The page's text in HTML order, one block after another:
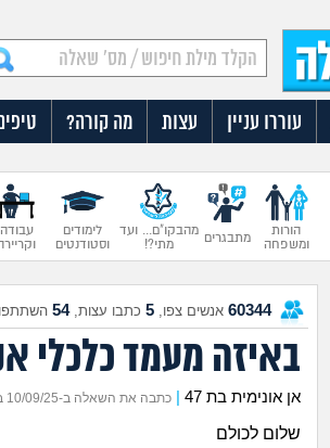
עוררו עניין עצות מה קורה?
הורות
ומשפחה
מתבגרים
מהבקו"ם... ועד
מתי?!
לימודים
וסטודנטים
עבודה
60344 אנשים צפו, 5 כתבו עצות,54
באיזה מעמד כלכלי
אן אונימית בת 47 כתבה את השאלה ב-10/09/25 בשעה 14:56
שלום לכולם